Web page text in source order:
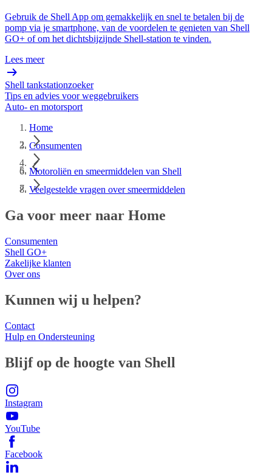
Gebruik de Shell App om gemakkelijk en snel te betalen bij de
pomp via je smartphone, van de voordelen te genieten van Shell
GO+ of om het dichtsbijzijnde Shell-station te vinden.
Lees meer
Shell tankstationzoeker
Tips en advies voor weggebruikers
Auto- en motorsport
Home
Consumenten
Motoroliën en smeermiddelen van Shell
Veelgestelde vragen over smeermiddelen
Ga voor meer naar Home
Consumenten
Shell GO+
Zakelijke klanten
Over ons
Kunnen wij u helpen?
Contact
Hulp en Ondersteuning
Blijf op de hoogte van Shell
Instagram
YouTube
Facebook